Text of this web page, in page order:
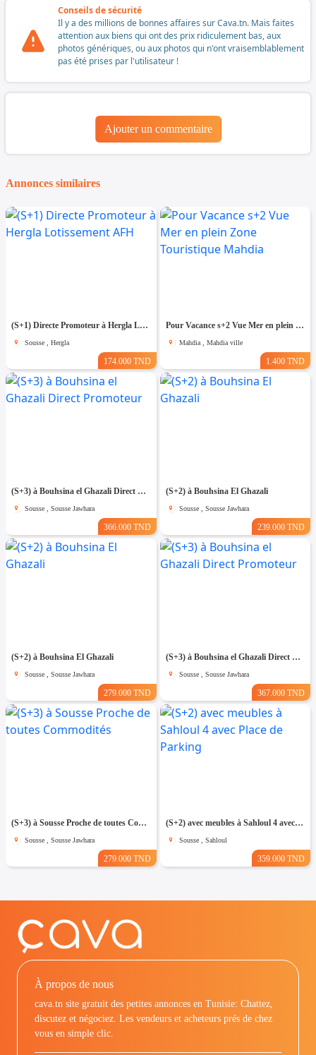
Conseils de sécurité
Il y a des millions de bonnes affaires sur Cava.tn. Mais faites
attention aux biens qui ont des prix ridiculement bas, aux
photos génériques, ou aux photos qui n'ont vraisemblablement
pas été prises par l'utilisateur !
Ajouter un commentaire
Annonces similaires
(S+1) Directe Promoteur à Hergla Lotissement AFH
Sousse , Hergla
174.000 TND
Pour Vacance s+2 Vue Mer en plein Zone Touristique Mahdia
Mahdia , Mahdia ville
1.400 TND
(S+3) à Bouhsina el Ghazali Direct Promoteur
Sousse , Sousse Jawhara
366.000 TND
(S+2) à Bouhsina El Ghazali
Sousse , Sousse Jawhara
239.000 TND
(S+2) à Bouhsina El Ghazali
Sousse , Sousse Jawhara
279.000 TND
(S+3) à Bouhsina el Ghazali Direct Promoteur
Sousse , Sousse Jawhara
367.000 TND
(S+3) à Sousse Proche de toutes Commodités
Sousse , Sousse Jawhara
279.000 TND
(S+2) avec meubles à Sahloul 4 avec Place de Parking
Sousse , Sahloul
359.000 TND
À propos de nous
cava.tn site gratuit des petites annonces en Tunisie: Chattez,
discutez et négociez. Les vendeurs et acheteurs prés de chez
vous en simple clic.